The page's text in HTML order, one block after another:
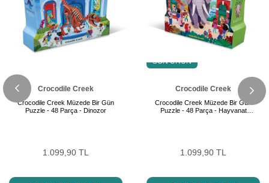
Crocodile Creek
Crocodile Creek Müzede Bir Gün
Puzzle - 48 Parça - Dinozor
1.099,90 TL
Crocodile Creek
Crocodile Creek Müzede Bir Gün
Puzzle - 48 Parça - Hayvanat
1.099,90 TL
SON ÜRÜN